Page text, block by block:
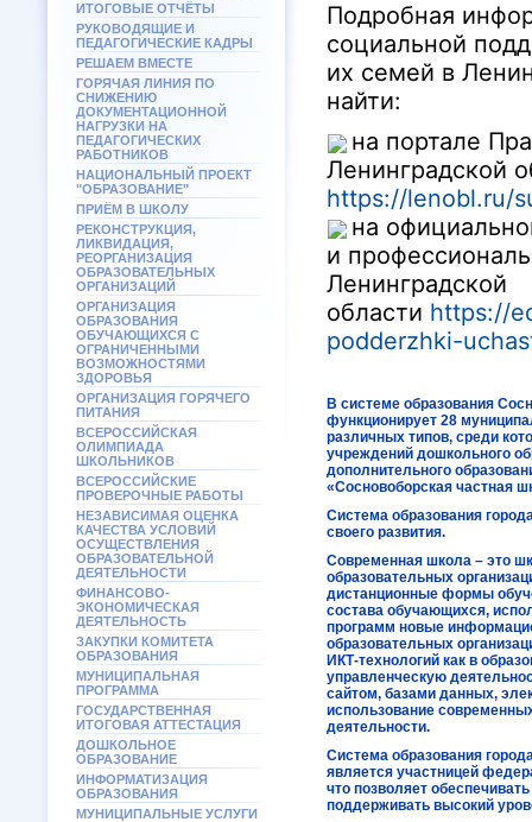
ИТОГОВЫЕ ОТЧЁТЫ
РУКОВОДЯЩИЕ И
ПЕДАГОГИЧЕСКИЕ КАДРЫ
РЕШАЕМ ВМЕСТЕ
ГОРЯЧАЯ ЛИНИЯ ПО
СНИЖЕНИЮ
ДОКУМЕНТАЦИОННОЙ
НАГРУЗКИ НА
ПЕДАГОГИЧЕСКИХ
РАБОТНИКОВ
НАЦИОНАЛЬНЫЙ ПРОЕКТ
"ОБРАЗОВАНИЕ"
ПРИЁМ В ШКОЛУ
РЕКОНСТРУКЦИЯ,
ЛИКВИДАЦИЯ,
РЕОРГАНИЗАЦИЯ
ОБРАЗОВАТЕЛЬНЫХ
ОРГАНИЗАЦИЙ
ОРГАНИЗАЦИЯ
ОБРАЗОВАНИЯ
ОБУЧАЮЩИХСЯ С
ОГРАНИЧЕННЫМИ
ВОЗМОЖНОСТЯМИ
ЗДОРОВЬЯ
ОРГАНИЗАЦИЯ ГОРЯЧЕГО
ПИТАНИЯ
ВСЕРОССИЙСКАЯ
ОЛИМПИАДА
ШКОЛЬНИКОВ
ВСЕРОССИЙСКИЕ
ПРОВЕРОЧНЫЕ РАБОТЫ
НЕЗАВИСИМАЯ ОЦЕНКА
КАЧЕСТВА УСЛОВИЙ
ОСУЩЕСТВЛЕНИЯ
ОБРАЗОВАТЕЛЬНОЙ
ДЕЯТЕЛЬНОСТИ
ФИНАНСОВО-
ЭКОНОМИЧЕСКАЯ
ДЕЯТЕЛЬНОСТЬ
ЗАКУПКИ КОМИТЕТА
ОБРАЗОВАНИЯ
МУНИЦИПАЛЬНАЯ
ПРОГРАММА
ГОСУДАРСТВЕННАЯ
ИТОГОВАЯ АТТЕСТАЦИЯ
ДОШКОЛЬНОЕ
ОБРАЗОВАНИЕ
ИНФОРМАТИЗАЦИЯ
ОБРАЗОВАНИЯ
МУНИЦИПАЛЬНЫЕ УСЛУГИ
Подробная
социальной
их семей в
найти:
на портале
Ленинградской
https://lenobl.ru/
на
и
Ленинградской
области https://
podderzhki-
В системе образования
функционирует 28
различных типов, среди
учреждений дошкольного
дополнительного
«Сосновоборская частная
Система образования
своего развития.
Современная школа – это
образовательных
дистанционные формы
состава обучающихся,
программ новые
образовательных
ИКТ-технологий как в
управленческую
сайтом, базами данных,
использование
деятельности.
Система образования
является участницей
что позволяет
поддерживать высокий